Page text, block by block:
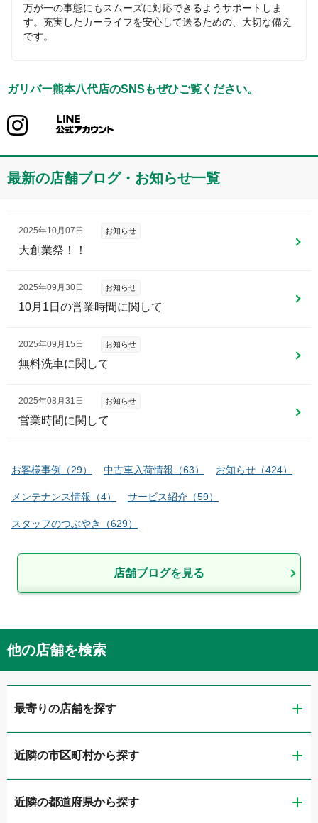
万が一の事態にもスムーズに対応できるようサポートしま
す。充実したカーライフを安心して送るための、大切な備え
です。
ガリバー熊本八代店のSNSもぜひご覧ください。
最新の店舗ブログ・お知らせ一覧
2025年10月07日 お知らせ
大創業祭！！
2025年09月30日 お知らせ
10月1日の営業時間に関して
2025年09月15日 お知らせ
無料洗車に関して
2025年08月31日 お知らせ
営業時間に関して
お客様事例 （29） 中古車入荷情報 （63） お知らせ （424）
メンテナンス情報 （4） サービス紹介 （59）
スタッフのつぶやき （629）
店舗ブログを見る
他の店舗を検索
最寄りの店舗を探す
ガリバー熊本店
LIBERALA リベラーラ熊本
近隣の市区町村から探す
熊本市中央区
近隣の都道府県から探す